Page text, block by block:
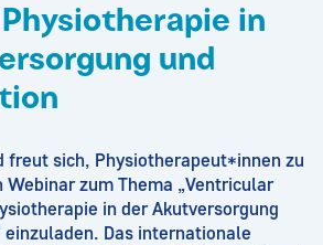
Physiotherapie in
und
freut sich, Physiotherapeut*innen zu
zum Thema „Ventricular
in der Akutversorgung
einzuladen. Das internationale